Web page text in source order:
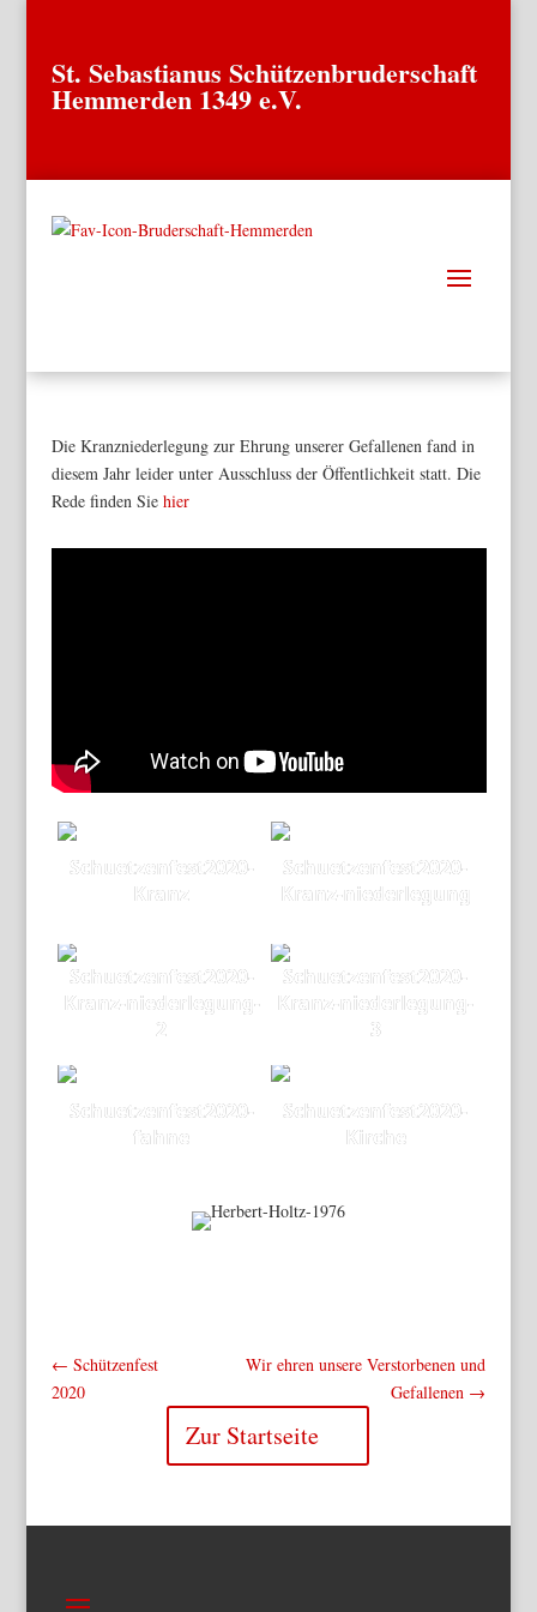
St. Sebastianus Schützenbruderschaft
Hemmerden 1349 e.V.
Die Kranzniederlegung zur Ehrung unserer Gefallenen fand in
diesem Jahr leider unter Ausschluss der Öffentlichkeit statt. Die
Rede finden Sie hier
Schuetzenfest2020-
Kranz
Schuetzenfest2020-
Kranz-niederlegung
Schuetzenfest2020-
Kranz-niederlegung-
2
Schuetzenfest2020-
Kranz-niederlegung-
3
Schuetzenfest2020-
fahne
Schuetzenfest2020-
Kirche
← Schützenfest
2020
Wir ehren unsere Verstorbenen und
Gefallenen →
Zur Startseite